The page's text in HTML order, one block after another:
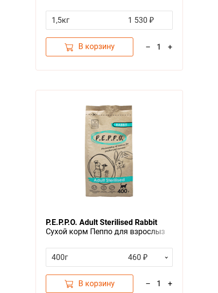
1,5кг
1 530 ₽
В корзину – 1 +
P.E.P.P.O. Adult Sterilised Rabbit
Сухой корм Пеппо для взрослыз
400г
460 ₽
В корзину – 1 +